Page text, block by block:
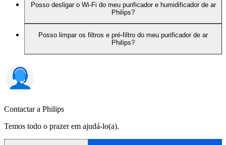
Posso desligar o Wi-Fi do meu purificador e humidificador de ar
Philips?
Posso limpar os filtros e pré-filtro do meu purificador de ar
Philips?
Contactar a Philips
Temos todo o prazer em ajudá-lo(a).